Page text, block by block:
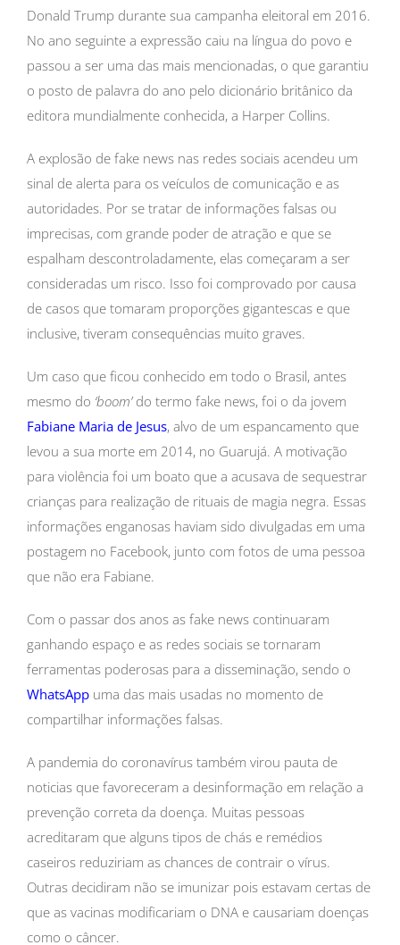
Donald Trump durante sua campanha eleitoral em 2016.
No ano seguinte a expressão caiu na língua do povo e
passou a ser uma das mais mencionadas, o que garantiu
o posto de palavra do ano pelo dicionário britânico da
editora mundialmente conhecida, a Harper Collins.
A explosão de fake news nas redes sociais acendeu um
sinal de alerta para os veículos de comunicação e as
autoridades. Por se tratar de informações falsas ou
imprecisas, com grande poder de atração e que se
espalham descontroladamente, elas começaram a ser
consideradas um risco. Isso foi comprovado por causa
de casos que tomaram proporções gigantescas e que
inclusive, tiveram consequências muito graves.
Um caso que ficou conhecido em todo o Brasil, antes
mesmo do ‘boom’do termo fake news, foi o da jovem
Fabiane Maria de Jesus, alvo de um espancamento que
levou a sua morte em 2014, no Guarujá. A motivação
para violência foi um boato que a acusava de sequestrar
crianças para realização de rituais de magia negra. Essas
informações enganosas haviam sido divulgadas em uma
postagem no Facebook, junto com fotos de uma pessoa
que não era Fabiane.
Com o passar dos anos as fake news continuaram
ganhando espaço e as redes sociais se tornaram
ferramentas poderosas para a disseminação, sendo o
WhatsApp uma das mais usadas no momento de
compartilhar informações falsas.
A pandemia do coronavírus também virou pauta de
noticias que favoreceram a desinformação em relação a
prevenção correta da doença. Muitas pessoas
acreditaram que alguns tipos de chás e remédios
caseiros reduziriam as chances de contrair o vírus.
Outras decidiram não se imunizar pois estavam certas de
que as vacinas modificariam o DNA e causariam doenças
como o câncer.